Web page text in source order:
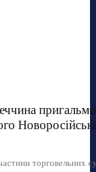
торговельних